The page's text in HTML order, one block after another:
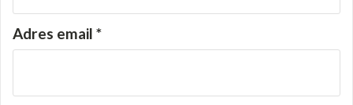
Adres email *